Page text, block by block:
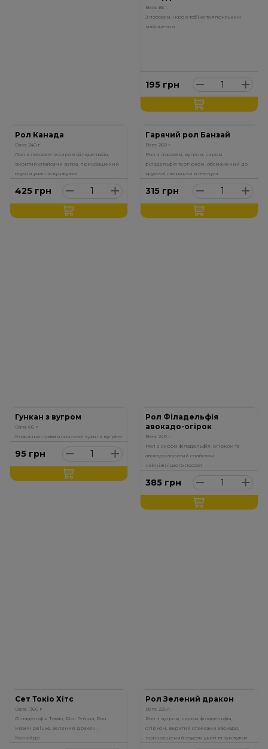
Вага: 65 г.
З лососем, ікрою тобіко та японським
майонезом
195 грн
Рол Канада
Вага: 240 г.
Рол з лососем та сиром філадельфія,
вкритий слайсами вугра, прикрашений
соусом унагі та кунжутом
425 грн
Гарячий рол Банзай
Вага: 260 г.
Рол з лососем, вугром, сиром
філадельфія та огірком, обсмажений до
хрумкої скоринки в темпурі
315 грн
Гункан з вугром
Вага: 66 г.
Класична страва японської кухні з вугрем
95 грн
Рол Філадельфія
авокадо-огірок
Вага: 240 г.
Рол з сиром філадельфія, огірком та
авокадо вкритий слайсами
найніжнішого лосося
385 грн
Сет Токіо Хітс
Вага: 1360 г.
Філадельфія Татакі, Рол Гейша, Рол
Кранч Deluxe, Зелений дракон ,
Хоккайдо
Рол Зелений дракон
Вага: 225 г.
Рол з вугром, сиром філадельфія,
огірком, вкритий слайсами авокадо,
прикрашений соусом унагі та кунжутом